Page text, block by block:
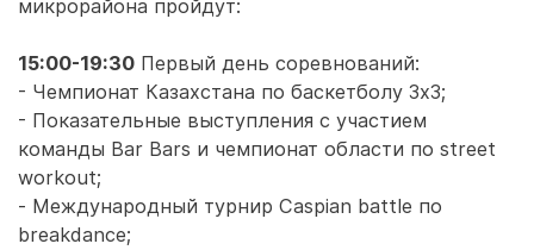
микрорайона пройдут:
15:00-19:30 Первый день соревнований:
- Чемпионат Казахстана по баскетболу 3х3;
- Показательные выступления с участием
команды Bar Bars и чемпионат области по street
workout;
- Международный турнир Caspian battle по
breakdance;